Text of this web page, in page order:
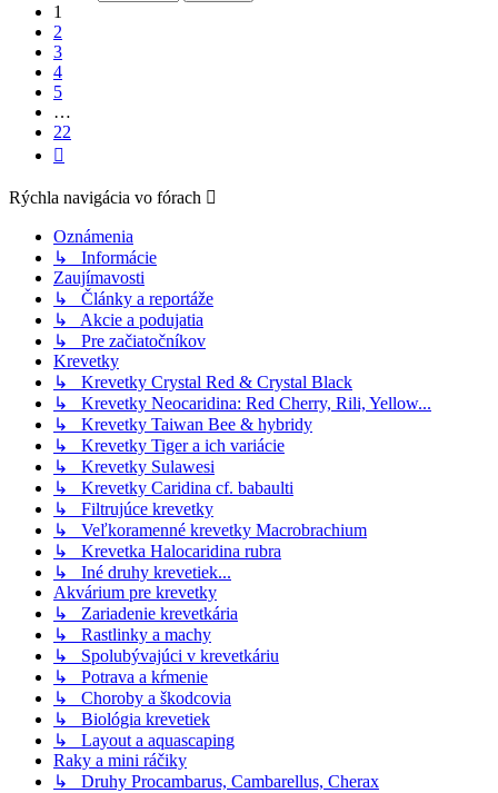
1
2
3
4
5
…
22
Rýchla navigácia vo fórach
Oznámenia
↳ Informácie
Zaujímavosti
↳ Články a reportáže
↳ Akcie a podujatia
↳ Pre začiatočníkov
Krevetky
↳ Krevetky Crystal Red & Crystal Black
↳ Krevetky Neocaridina: Red Cherry, Rili, Yellow...
↳ Krevetky Taiwan Bee & hybridy
↳ Krevetky Tiger a ich variácie
↳ Krevetky Sulawesi
↳ Krevetky Caridina cf. babaulti
↳ Filtrujúce krevetky
↳ Veľkoramenné krevetky Macrobrachium
↳ Krevetka Halocaridina rubra
↳ Iné druhy krevetiek...
Akvárium pre krevetky
↳ Zariadenie krevetkária
↳ Rastlinky a machy
↳ Spolubývajúci v krevetkáriu
↳ Potrava a kŕmenie
↳ Choroby a škodcovia
↳ Biológia krevetiek
↳ Layout a aquascaping
Raky a mini ráčiky
↳ Druhy Procambarus, Cambarellus, Cherax